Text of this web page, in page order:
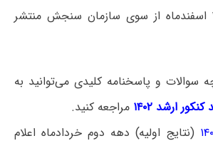
در روز سه شنبه ۲۳ اسفندماه از سوی سازمان سنجش منتشر
سوالات و پاسخنامه کلیدی می‌توانید به
ارشد ۱۴۰۲
مراجعه کنید.
(نتایج اولیه) دهه دوم خردادماه اعلام